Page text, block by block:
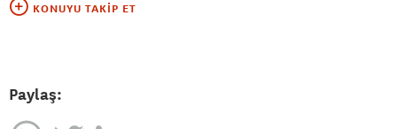
KONUYU TAKIP ET
Paylaş: